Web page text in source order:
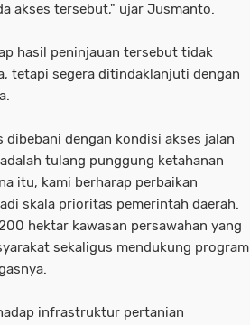
akses tersebut," ujar Jusmanto.
hasil peninjauan tersebut tidak
tetapi segera ditindaklanjuti dengan
dengan kondisi akses jalan
tulang punggung ketahanan
itu, kami berharap perbaikan
skala prioritas pemerintah daerah.
hektar kawasan persawahan yang
sekaligus mendukung program
infrastruktur pertanian